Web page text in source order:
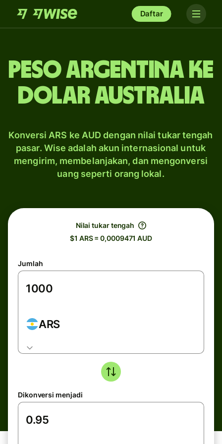
Daftar
peso Argentina ke
dolar Australia
Konversi ARS ke AUD dengan nilai tukar tengah
pasar. Wise adalah akun internasional untuk
mengirim, membelanjakan, dan mengonversi
uang seperti orang lokal.
Nilai tukar tengah
$1 ARS = 0,0009471 AUD
Jumlah
ARS
Dikonversi menjadi